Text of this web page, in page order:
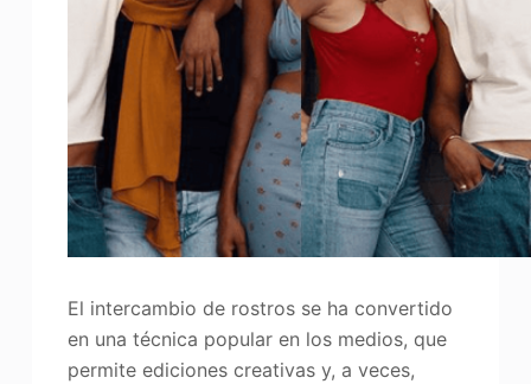
Recopilación de imágenes
El intercambio de rostros se ha convertido
en una técnica popular en los medios, que
permite ediciones creativas y, a veces,